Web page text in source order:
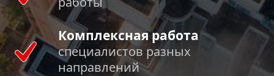
Комплексная работа
специалистов разных
направлений